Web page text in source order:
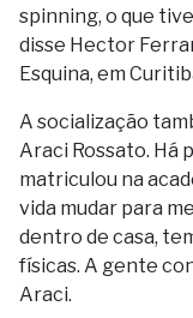
spinning, o que
disse Hector
Esquina, em
A socialização
Araci Rossato. Há
matriculou na
vida mudar para
dentro de casa,
físicas. A gente
Araci.